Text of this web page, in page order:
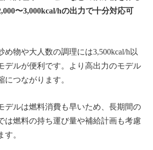
〜3,000kcal/hの出力で十分対応可
め物や大人数の調理には3,500kcal/h以
デルが便利です。より高出力のモデル
につながります。
デルは燃料消費も早いため、長期間の
は燃料の持ち運び量や補給計画も考慮
す。